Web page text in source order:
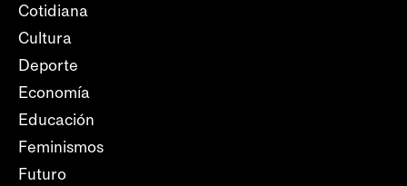
Cotidiana
Cultura
Deporte
Economía
Educación
Feminismos
Futuro